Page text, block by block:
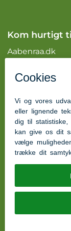
Kontakt os
Ring til os på tlf.
Kl. 07.00 -
Kom hurtigt
Aabenraa.dk